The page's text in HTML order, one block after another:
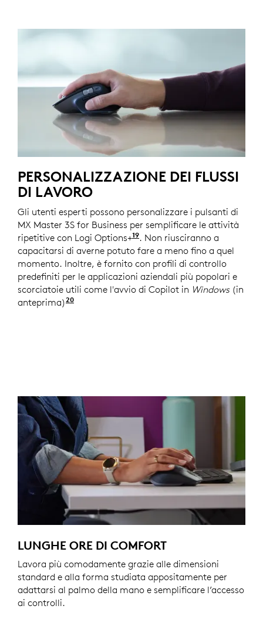
PERSONALIZZAZIONE DEI FLUSSI
DI LAVORO
Gli utenti esperti possono personalizzare i pulsanti di
MX Master 3S for Business per semplificare le attività
ripetitive con Logi Options+19Richiede l'app Logi
. Non riusciranno a
capacitarsi di averne potuto fare a meno fino a quel
momento. Inoltre, è fornito con profili di controllo
predefiniti per le applicazioni aziendali più popolari e
scorciatoie utili come l'avvio di Copilot in Windows(in
anteprima)20
LUNGHE ORE DI COMFORT
Lavora più comodamente grazie alle dimensioni
standard e alla forma studiata appositamente per
adattarsi al palmo della mano e semplificare l’accesso
ai controlli.